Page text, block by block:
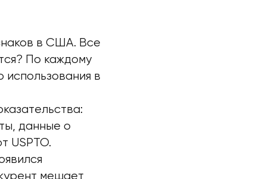
в США. Все
По каждому
использования в
данные о
USPTO.
мешает